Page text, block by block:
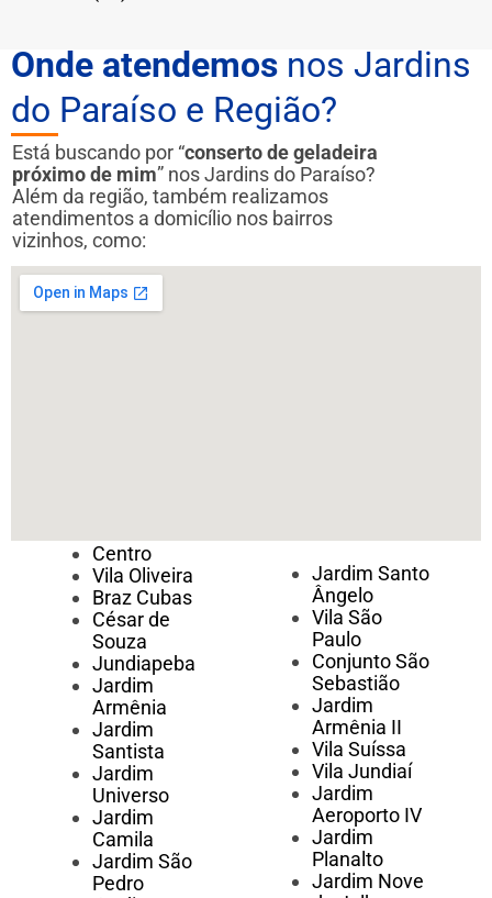
Onde atendemos nos Jardins
do Paraíso e Região?
Está buscando por “conserto de geladeira
próximo de mim” nos Jardins do Paraíso?
Além da região, também realizamos
atendimentos a domicílio nos bairros
vizinhos, como:
Centro
Vila Oliveira
Braz Cubas
César de
Souza
Jundiapeba
Jardim
Armênia
Jardim
Santista
Jardim
Universo
Jardim
Camila
Jardim São
Pedro
Jardim Santo
Ângelo
Vila São
Paulo
Conjunto São
Sebastião
Jardim
Armênia II
Vila Suíssa
Vila Jundiaí
Jardim
Aeroporto IV
Jardim
Planalto
Jardim Nove